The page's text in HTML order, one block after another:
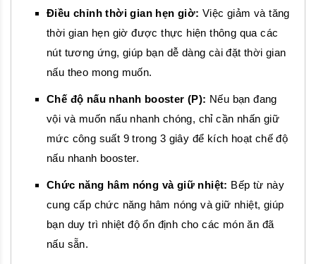
Điều chỉnh thời gian hẹn giờ: Việc giảm và tăng
thời gian hẹn giờ được thực hiện thông qua các
nút tương ứng, giúp bạn dễ dàng cài đặt thời gian
nấu theo mong muốn.
Chế độ nấu nhanh booster (P): Nếu bạn đang
vội và muốn nấu nhanh chóng, chỉ cần nhấn giữ
mức công suất 9 trong 3 giây để kích hoạt chế độ
nấu nhanh booster.
Chức năng hâm nóng và giữ nhiệt: Bếp từ này
cung cấp chức năng hâm nóng và giữ nhiệt, giúp
bạn duy trì nhiệt độ ổn định cho các món ăn đã
nấu sẵn.